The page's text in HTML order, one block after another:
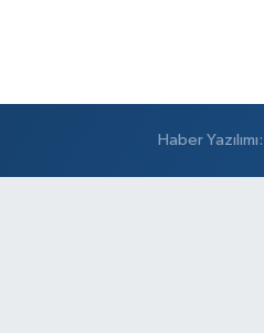
Haber Yazılımı: